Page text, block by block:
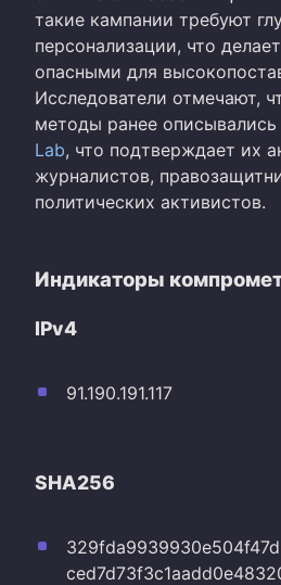
такие кампании требуют
персонализации, что
опасными для
Исследователи отмечают,
методы ранее описывались
Lab, что подтверждает их
журналистов,
политических активистов.
Индикаторы
IPv4
91.190.191.117
SHA256